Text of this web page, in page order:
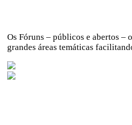
Os Fóruns – públicos e abertos –
grandes áreas temáticas